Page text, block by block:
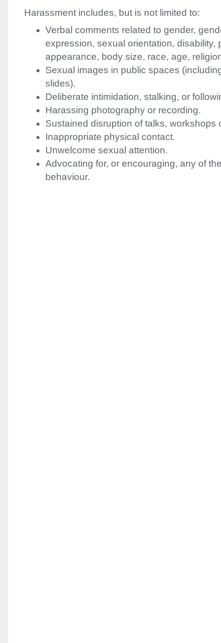
Harassment includes, but is not limited to:
Verbal comments related to gender,
expression, sexual orientation, disability,
appearance, body size, race, age,
Sexual images in public spaces
slides).
Deliberate intimidation, stalking, or
Harassing photography or recording.
Sustained disruption of talks, workshops
Inappropriate physical contact.
Unwelcome sexual attention.
Advocating for, or encouraging, any of
behaviour.